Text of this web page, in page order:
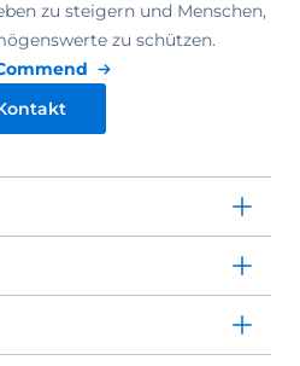
zu steigern und Menschen,
zu schützen.